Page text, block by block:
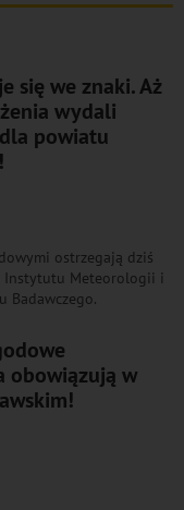
się we znaki. Aż
wydali
powiatu
ostrzegają dziś
Instytutu Meteorologii i
Badawczego.
obowiązują w